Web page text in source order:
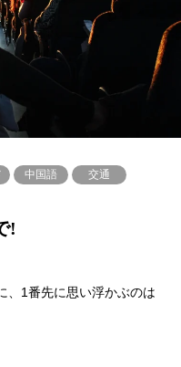
中国語
交通
!
、1番先に思い浮かぶのは